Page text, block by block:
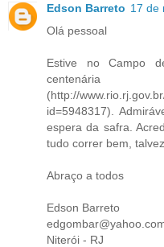
Edson Barreto 17 de
Olá pessoal
Estive no Campo
(http://
id=5948317).
espera da safra.
tudo correr bem,
Abraço a todos
Edson Barreto
Niterói - RJ